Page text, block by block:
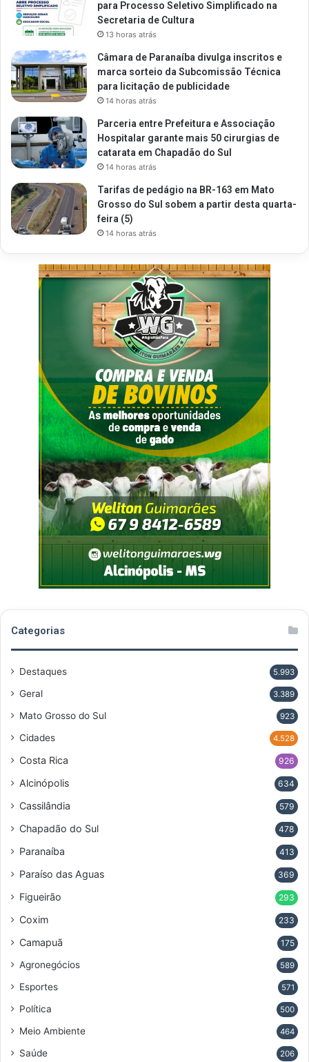
para Processo Seletivo Simplificado na
Secretaria de Cultura
13 horas atrás
Câmara de Paranaíba divulga inscritos e
marca sorteio da Subcomissão Técnica
para licitação de publicidade
14 horas atrás
Parceria entre Prefeitura e Associação
Hospitalar garante mais 50 cirurgias de
catarata em Chapadão do Sul
14 horas atrás
Tarifas de pedágio na BR-163 em Mato
Grosso do Sul sobem a partir desta quarta-
feira (5)
14 horas atrás
Categorias
Destaques 5.993
Geral 3.389
Mato Grosso do Sul 923
Cidades 4.528
Costa Rica 926
Alcinópolis 634
Cassilândia 579
Chapadão do Sul 478
Paranaíba 413
Paraíso das Aguas 369
Figueirão 293
Coxim 233
Camapuã 175
Agronegócios 589
Esportes 571
Política 500
Meio Ambiente 464
Saúde 206